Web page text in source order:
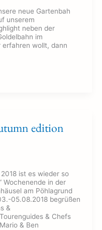
neue Gartenbah
unserem
neben der
im
wollt, dann
edition
ist es wieder so
Wochenende in der
am Pöhlagrund
05.08.2018 begrüßen
&
& Chefs
& Ben